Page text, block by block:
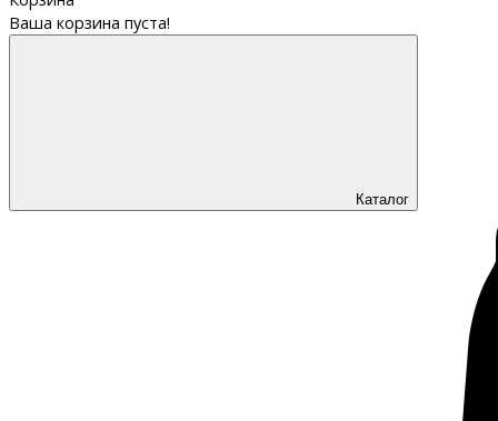
Ваша корзина пуста!
Каталог